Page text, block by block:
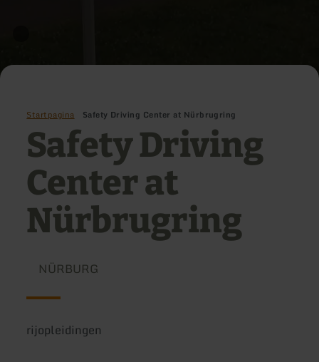
Startpagina Safety Driving Center at Nürbrugring
Safety Driving
Center at
Nürbrugring
NÜRBURG
rijopleidingen